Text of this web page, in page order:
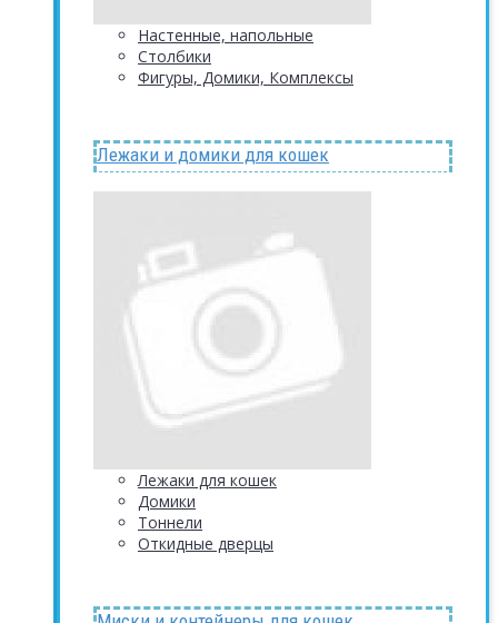
Настенные, напольные
Столбики
Фигуры, Домики, Комплексы
Лежаки и домики для кошек
Лежаки для кошек
Домики
Тоннели
Откидные дверцы